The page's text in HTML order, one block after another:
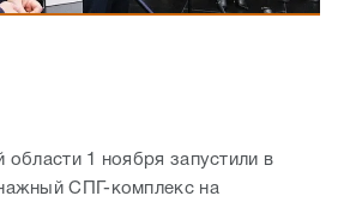
области 1 ноября запустили в
СПГ-комплекс на